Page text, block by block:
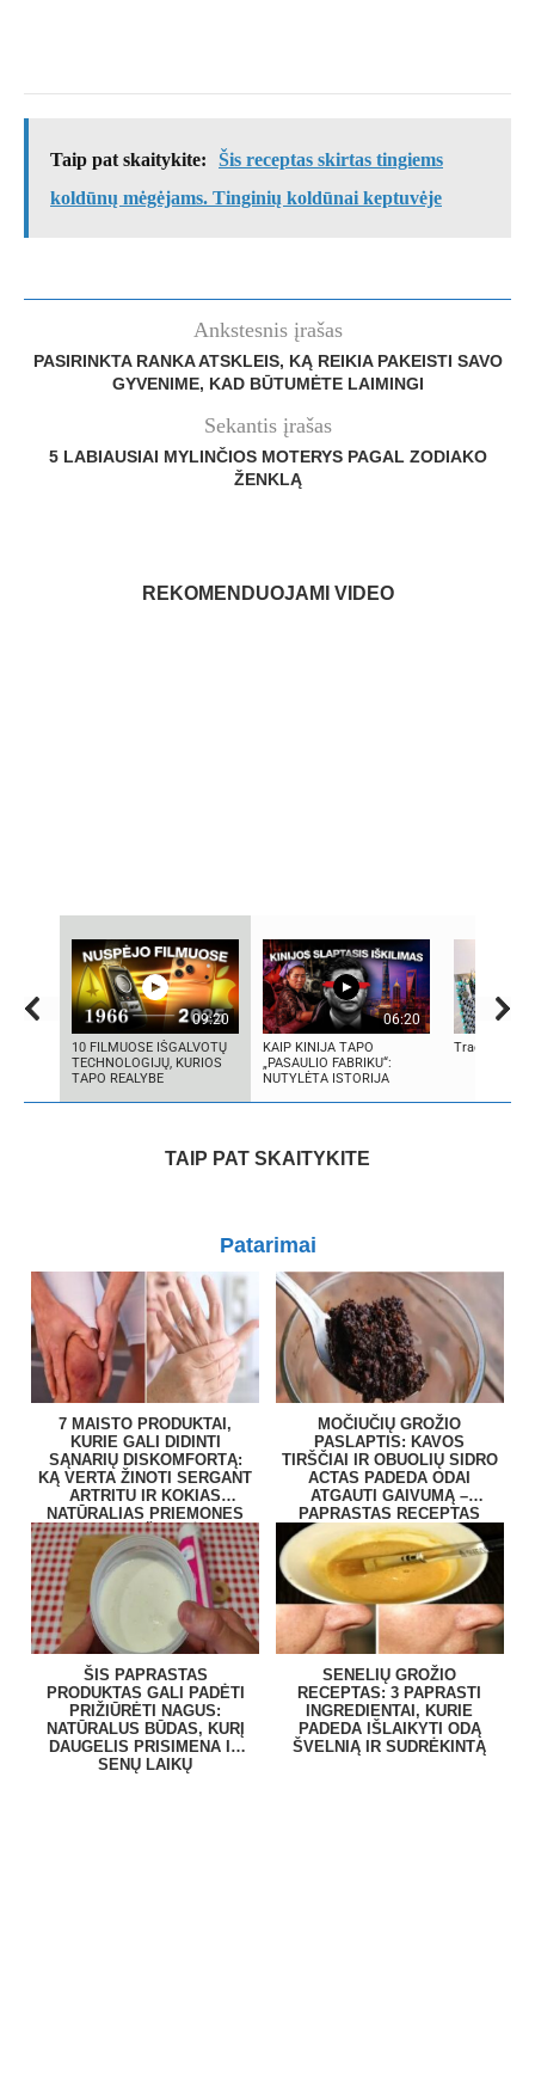
Taip pat skaitykite:
Šis receptas skirtas tingiems
koldūnų mėgėjams. Tinginių koldūnai keptuvėje
Ankstesnis įrašas
PASIRINKTA RANKA ATSKLEIS, KĄ REIKIA PAKEISTI SAVO
GYVENIME, KAD BŪTUMĖTE LAIMINGI
Sekantis įrašas
5 LABIAUSIAI MYLINČIOS MOTERYS PAGAL ZODIAKO
ŽENKLĄ
REKOMENDUOJAMI VIDEO
09:20
10 FILMUOSE IŠGALVOTŲ
TECHNOLOGIJŲ, KURIOS
TAPO REALYBE
06:20
KAIP KINIJA TAPO
„PASAULIO FABRIKU“:
NUTYLĖTA ISTORIJA
Tradiciniai
TAIP PAT SKAITYKITE
Patarimai
7 MAISTO PRODUKTAI,
KURIE GALI DIDINTI
SĄNARIŲ DISKOMFORTĄ:
KĄ VERTA ŽINOTI SERGANT
ARTRITU IR KOKIAS
NATŪRALIAS PRIEMONES
RENKASI ŽMONĖS?
MOČIUČIŲ GROŽIO
PASLAPTIS: KAVOS
TIRŠČIAI IR OBUOLIŲ SIDRO
ACTAS PADEDA ODAI
ATGAUTI GAIVUMĄ –
PAPRASTAS RECEPTAS
NAMUOSE
ŠIS PAPRASTAS
PRODUKTAS GALI PADĖTI
PRIŽIŪRĖTI NAGUS:
NATŪRALUS BŪDAS, KURĮ
DAUGELIS PRISIMENA IŠ
SENŲ LAIKŲ
SENELIŲ GROŽIO
RECEPTAS: 3 PAPRASTI
INGREDIENTAI, KURIE
PADEDA IŠLAIKYTI ODĄ
ŠVELNIĄ IR SUDRĖKINTĄ